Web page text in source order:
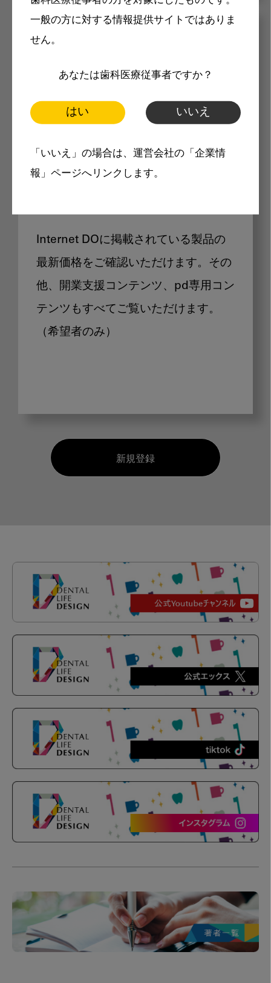
一般の方に対する情報提供サイトではありま
せん。
あなたは歯科医療従事者ですか？
はい いいえ
「いいえ」の場合は、運営会社の「企業情
報」ページへリンクします。
Internet DOに掲載されている
製品価格も閲覧可能
Internet DOに掲載されている製品の
最新価格をご確認いただけます。その
他、開業支援コンテンツ、pd専用コン
テンツもすべてご覧いただけます。
（希望者のみ）
新規登録